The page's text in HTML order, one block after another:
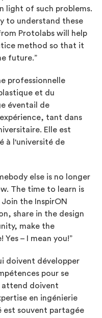
light of such problems.
to understand these
Protolabs will help
method so that it
future.”
professionnelle
et du
éventail de
tant dans
Elle est
à l'université de
else is no longer
The time to learn is
the InspirON
share in the design
make the
– I mean you!”
doivent développer
pour se
attend doivent
en ingénierie
est souvent partagée